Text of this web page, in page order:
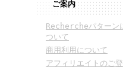
ご案内
Rechercheパターン
ついて
商用利用について
アフィリエイトのご